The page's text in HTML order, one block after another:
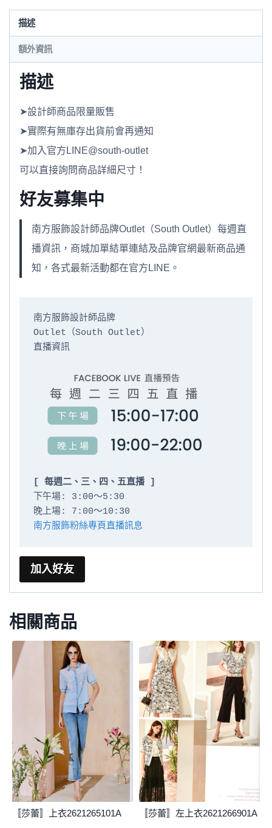
描述
額外資訊
描述
➤設計師商品限量販售
➤實際有無庫存出貨前會再通知
➤加入官方LINE@south-outlet
可以直接詢問商品詳細尺寸！
好友募集中
南方服飾設計師品牌Outlet（South Outlet）每週直
播資訊，商城加單結單連結及品牌官網最新商品通
知，各式最新活動都在官方LINE。
南方服飾設計師品牌
Outlet（South Outlet）
直播資訊
[ 每週二、三、四、五直播 ]
下午場: 3:00～5:30
南方服飾粉絲專頁直播訊息
加入好友
相關商品
〚莎蕾〛上衣2621265101A 〚莎蕾〛左上衣2621266901A